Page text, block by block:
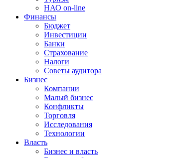
НАО on-line
Финансы
Бюджет
Инвестиции
Банки
Страхование
Налоги
Советы аудитора
Бизнес
Компании
Малый бизнес
Конфликты
Торговля
Исследования
Технологии
Власть
Бизнес и власть